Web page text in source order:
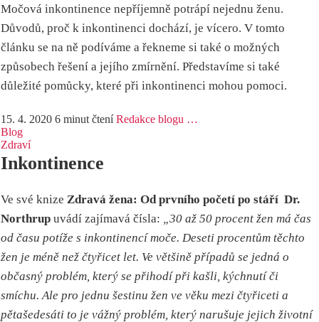
Močová inkontinence nepříjemně potrápí nejednu ženu.
Důvodů, proč k inkontinenci dochází, je vícero. V tomto
článku se na ně podíváme a řekneme si také o možných
způsobech řešení a jejího zmírnění. Představíme si také
důležité pomůcky, které při inkontinenci mohou pomoci.
15. 4. 2020 6 minut čtení Redakce blogu …
Blog
Zdraví
Inkontinence
Ve své knize Zdravá žena: Od prvního početí po stáří Dr.
Northrup uvádí zajímavá čísla: „30 až 50 procent žen má čas
od času potíže s inkontinencí moče. Deseti procentům těchto
žen je méně než čtyřicet let. Ve většině případů se jedná o
občasný problém, který se přihodí při kašli, kýchnutí či
smíchu. Ale pro jednu šestinu žen ve věku mezi čtyřiceti a
pětašedesáti to je vážný problém, který narušuje jejich životní